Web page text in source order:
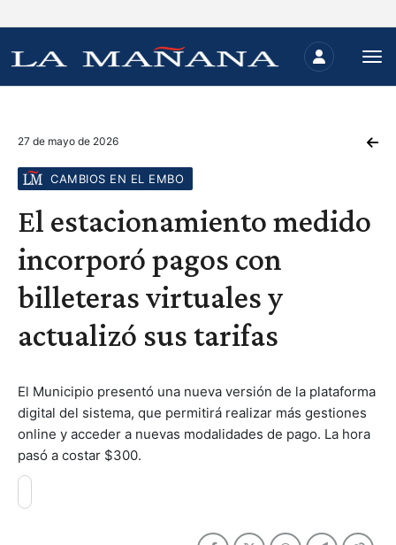
27 de mayo de 2026
CAMBIOS EN EL EMBO
El estacionamiento medido
incorporó pagos con
billeteras virtuales y
actualizó sus tarifas
El Municipio presentó una nueva versión de la plataforma
digital del sistema, que permitirá realizar más gestiones
online y acceder a nuevas modalidades de pago. La hora
pasó a costar $300.